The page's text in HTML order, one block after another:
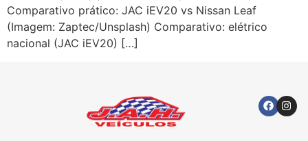
Comparativo prático: JAC iEV20 vs Nissan Leaf
(Imagem: Zaptec/Unsplash) Comparativo: elétrico
nacional (JAC iEV20) […]